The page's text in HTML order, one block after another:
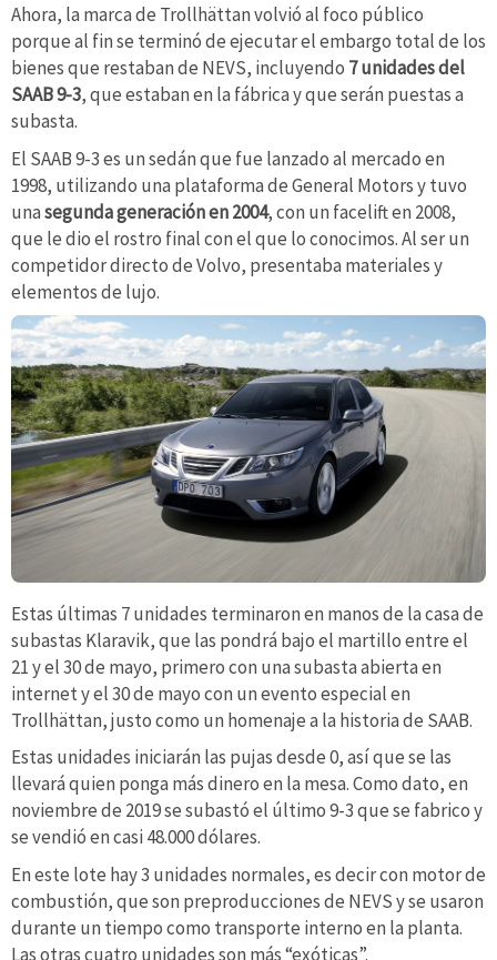
Ahora, la marca de Trollhättan volvió al foco público
porque al fin se terminó de ejecutar el embargo total de los
bienes que restaban de NEVS, incluyendo 7 unidades del
SAAB 9-3, que estaban en la fábrica y que serán puestas a
subasta.
El SAAB 9-3 es un sedán que fue lanzado al mercado en
1998, utilizando una plataforma de General Motors y tuvo
unasegunda generación en 2004, con un facelift en 2008,
que le dio el rostro final con el que lo conocimos. Al ser un
competidor directo de Volvo, presentaba materiales y
elementos de lujo.
Estas últimas 7 unidades terminaron en manos de la casa de
subastas Klaravik, que las pondrá bajo el martillo entre el
21 y el 30 de mayo, primero con una subasta abierta en
internet y el 30 de mayo con un evento especial en
Trollhättan, justo como un homenaje a la historia de SAAB.
Estas unidades iniciarán las pujas desde 0, así que se las
llevará quien ponga más dinero en la mesa. Como dato, en
noviembre de 2019 se subastó el último 9-3 que se fabrico y
se vendió en casi 48.000 dólares.
En este lote hay 3 unidades normales, es decir con motor de
combustión, que son preproducciones de NEVS y se usaron
durante un tiempo como transporte interno en la planta.
Las otras cuatro unidades son más “exóticas”.